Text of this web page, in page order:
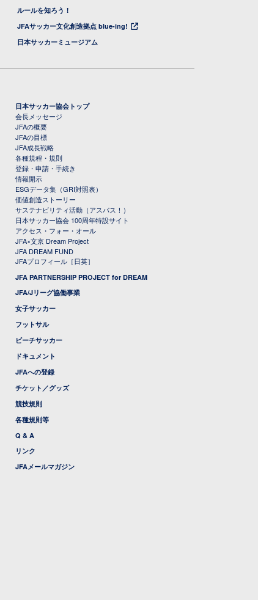
ルールを知ろう！
JFAサッカー文化創造拠点 blue-ing!
日本サッカーミュージアム
日本サッカー協会トップ
会長メッセージ
JFAの概要
JFAの目標
JFA成長戦略
各種規程・規則
登録・申請・手続き
情報開示
ESGデータ集（GRI対照表）
価値創造ストーリー
サステナビリティ活動（アスパス！）
日本サッカー協会 100周年特設サイト
アクセス・フォー・オール
JFA×文京 Dream Project
JFA DREAM FUND
JFAプロフィール［日英］
JFA PARTNERSHIP PROJECT for DREAM
JFA/Jリーグ協働事業
女子サッカー
フットサル
ビーチサッカー
ドキュメント
JFAへの登録
チケット／グッズ
競技規則
各種規則等
Q & A
リンク
JFAメールマガジン